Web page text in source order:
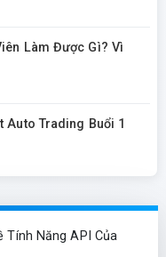
Làm Được Gì? Vì
Auto Trading Buổi 1
Tính Năng API Của